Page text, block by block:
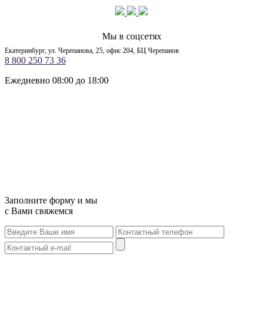
Мы в соцсетях
Екатеринбург, ул. Черепанова, 25, офис 204, БЦ Черепанов
8 800 250 73 36
Ежедневно 08:00 до 18:00
Заполните форму и мы
с Вами свяжемся